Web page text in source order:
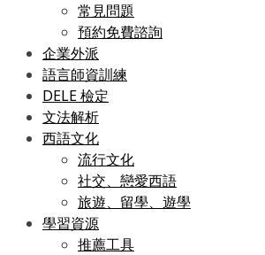
常見問題
預約免費諮詢
企業外派
語言師資訓練
DELE 檢定
文法解析
西語文化
流行文化
社交、戀愛西語
旅遊、留學、遊學
學習資源
推薦工具